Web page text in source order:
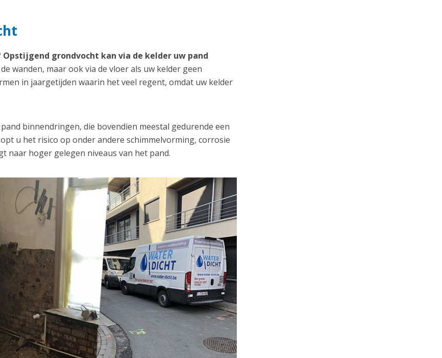
Opstijgend grondvocht kan via de kelder uw pand
wanden, maar ook via de vloer als uw kelder geen
in jaargetijden waarin het veel regent, omdat uw kelder
binnendringen, die bovendien meestal gedurende een
u het risico op onder andere schimmelvorming, corrosie
naar hoger gelegen niveaus van het pand.